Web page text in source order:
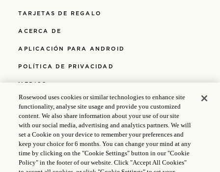
TARJETAS DE REGALO
ACERCA DE
APLICACIÓN PARA ANDROID
POLÍTICA DE PRIVACIDAD
MEDIOS
POLÍTICAS
ACCESIBILIDAD
REVISTA
Rosewood uses cookies or similar technologies to enhance site
functionality, analyse site usage and provide you customized
content. We also share information about your use of our site
with our social media, advertising and analytics partners. We will
set a Cookie on your device to remember your preferences and
keep your choice for 6 months. You can change your mind at any
time by clicking on the "Cookie Settings" button in our "Cookie
Policy" in the footer of our website. Click "Accept All Cookies"